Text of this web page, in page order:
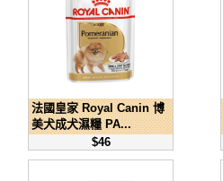
法國皇家 Royal Canin 博
美犬成犬濕糧 PA...
$46